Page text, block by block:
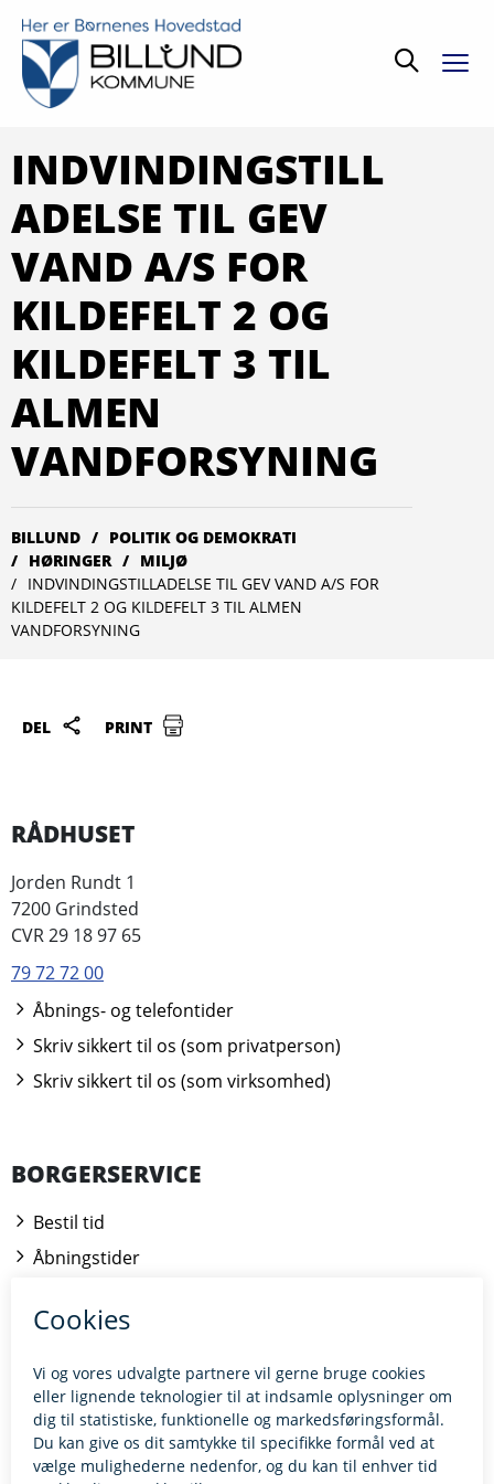
Søg
INDVINDINGSTILL
ADELSE TIL GEV
VAND A/S FOR
KILDEFELT 2 OG
KILDEFELT 3 TIL
ALMEN
VANDFORSYNING
BILLUND
POLITIK OG DEMOKRATI
HØRINGER
MILJØ
INDVINDINGSTILLADELSE TIL GEV VAND A/S FOR
KILDEFELT 2 OG KILDEFELT 3 TIL ALMEN
VANDFORSYNING
DEL PRINT
RÅDHUSET
Jorden Rundt 1
7200 Grindsted
CVR 29 18 97 65
79 72 72 00
Åbnings- og telefontider
Skriv sikkert til os (som privatperson)
Skriv sikkert til os (som virksomhed)
BORGERSERVICE
Bestil tid
Åbningstider
Kontakt borgerrådgiveren
BILLUND.DK
Tilgængelighedserklæring